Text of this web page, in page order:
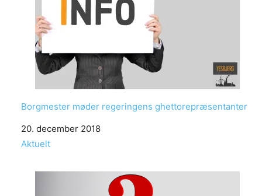
Borgmester møder regeringens ghettorepræsentanter
Date
20. december 2018
In relation to
Aktuelt